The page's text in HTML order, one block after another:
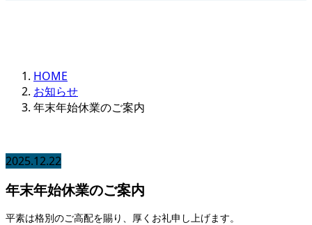
HOME
お知らせ
年末年始休業のご案内
2025.12.22
年末年始休業のご案内
平素は格別のご高配を賜り、厚くお礼申し上げます。